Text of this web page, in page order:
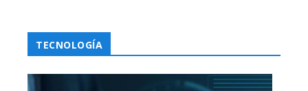
TECNOLOGÍA